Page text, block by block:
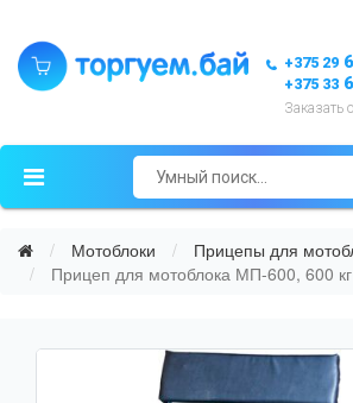
+375 29
+375 33
Заказать
Мотоблоки
Прицепы для
Прицеп для мотоблока МП-600, 600 кг